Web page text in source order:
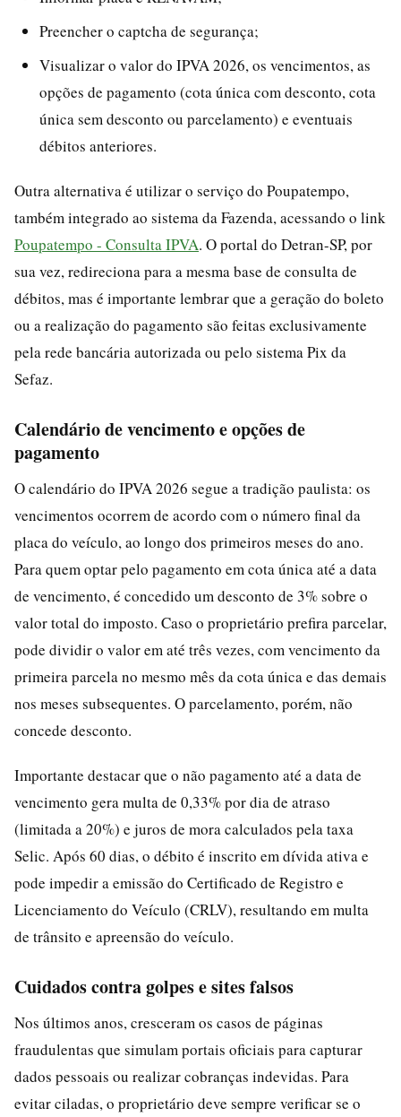
Preencher o captcha de segurança;
Visualizar o valor do IPVA 2026, os vencimentos, as
opções de pagamento (cota única com desconto, cota
única sem desconto ou parcelamento) e eventuais
débitos anteriores.
Outra alternativa é utilizar o serviço do Poupatempo,
também integrado ao sistema da Fazenda, acessando o link
Poupatempo - Consulta IPVA. O portal do Detran-SP, por
sua vez, redireciona para a mesma base de consulta de
débitos, mas é importante lembrar que a geração do boleto
ou a realização do pagamento são feitas exclusivamente
pela rede bancária autorizada ou pelo sistema Pix da
Sefaz.
Calendário de vencimento e opções de
pagamento
O calendário do IPVA 2026 segue a tradição paulista: os
vencimentos ocorrem de acordo com o número final da
placa do veículo, ao longo dos primeiros meses do ano.
Para quem optar pelo pagamento em cota única até a data
de vencimento, é concedido um desconto de 3% sobre o
valor total do imposto. Caso o proprietário prefira parcelar,
pode dividir o valor em até três vezes, com vencimento da
primeira parcela no mesmo mês da cota única e das demais
nos meses subsequentes. O parcelamento, porém, não
concede desconto.
Importante destacar que o não pagamento até a data de
vencimento gera multa de 0,33% por dia de atraso
(limitada a 20%) e juros de mora calculados pela taxa
Selic. Após 60 dias, o débito é inscrito em dívida ativa e
pode impedir a emissão do Certificado de Registro e
Licenciamento do Veículo (CRLV), resultando em multa
de trânsito e apreensão do veículo.
Cuidados contra golpes e sites falsos
Nos últimos anos, cresceram os casos de páginas
fraudulentas que simulam portais oficiais para capturar
dados pessoais ou realizar cobranças indevidas. Para
evitar ciladas, o proprietário deve sempre verificar se o